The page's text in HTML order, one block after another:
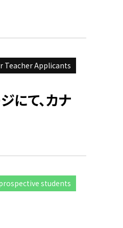
Applicants
にて、カナ
students